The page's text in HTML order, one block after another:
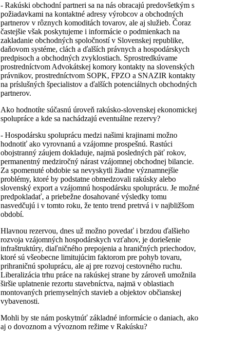
- Rakúski obchodní partneri sa na nás obracajú predovšetkým s
požiadavkami na kontaktné adresy výrobcov a obchodných
partnerov v rôznych komoditách tovarov, ale aj služieb. Čoraz
častejšie však poskytujeme i informácie o podmienkach na
zakladanie obchodných spoločností v Slovenskej republike,
daňovom systéme, clách a ďalších právnych a hospodárskych
predpisoch a obchodných zvyklostiach. Sprostredkúvame
prostredníctvom Advokátskej komory kontakty na slovenských
právnikov, prostredníctvom SOPK, FPZO a SNAZIR kontakty
na príslušných špecialistov a ďalších potenciálnych obchodných
partnerov.
Ako hodnotíte súčasnú úroveň rakúsko-slovenskej ekonomickej
spolupráce a kde sa nachádzajú eventuálne rezervy?
- Hospodársku spoluprácu medzi našimi krajinami možno
hodnotiť ako vyrovnanú a vzájomne prospešnú. Rastúci
obojstranný záujem dokladuje, najmä posledných päť rokov,
permanentný medziročný nárast vzájomnej obchodnej bilancie.
Za spomenuté obdobie sa nevyskytli žiadne významnejšie
problémy, ktoré by podstatne obmedzovali rakúsky alebo
slovenský export a vzájomnú hospodársku spoluprácu. Je možné
predpokladať, a priebežne dosahované výsledky tomu
nasvedčujú i v tomto roku, že tento trend pretrvá i v najbližšom
období.
Hlavnou rezervou, dnes už možno povedať i brzdou ďalšieho
rozvoja vzájomných hospodárskych vzťahov, je doriešenie
infraštruktúry, diaľničného prepojenia a hraničných priechodov,
ktoré sú všeobecne limitujúcim faktorom pre pohyb tovaru,
prihraničnú spoluprácu, ale aj pre rozvoj cestovného ruchu.
Liberalizácia trhu práce na rakúskej strane by zároveň umožnila
širšie uplatnenie rezortu stavebníctva, najmä v oblastiach
montovaných priemyselných stavieb a objektov občianskej
vybavenosti.
Mohli by ste nám poskytnúť základné informácie o daniach, ako
aj o dovoznom a vývoznom režime v Rakúsku?